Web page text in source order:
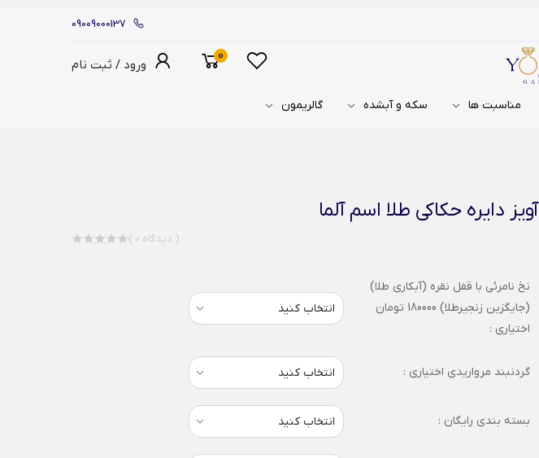
09009000137
ورود / ثبت نام
0
مناسبت ها سکه و آبشده گالریمون
آویز دایره حکاکی طلا اسم آلما
( 0 دیدگاه )
نخ نامرئی با قفل نقره (آبکاری طلا)
(جایگزین زنجیرطلا) 180000 تومان
اختیاری :
گردنبند مرواریدی اختیاری :
بسته بندی رایگان :